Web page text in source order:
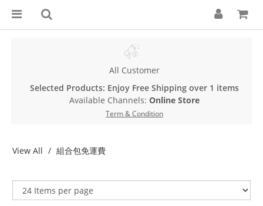
All Customer
Selected Products: Enjoy Free Shipping over 1 items
Available Channels: Online Store
Term & Condition
View All 組合包免運費